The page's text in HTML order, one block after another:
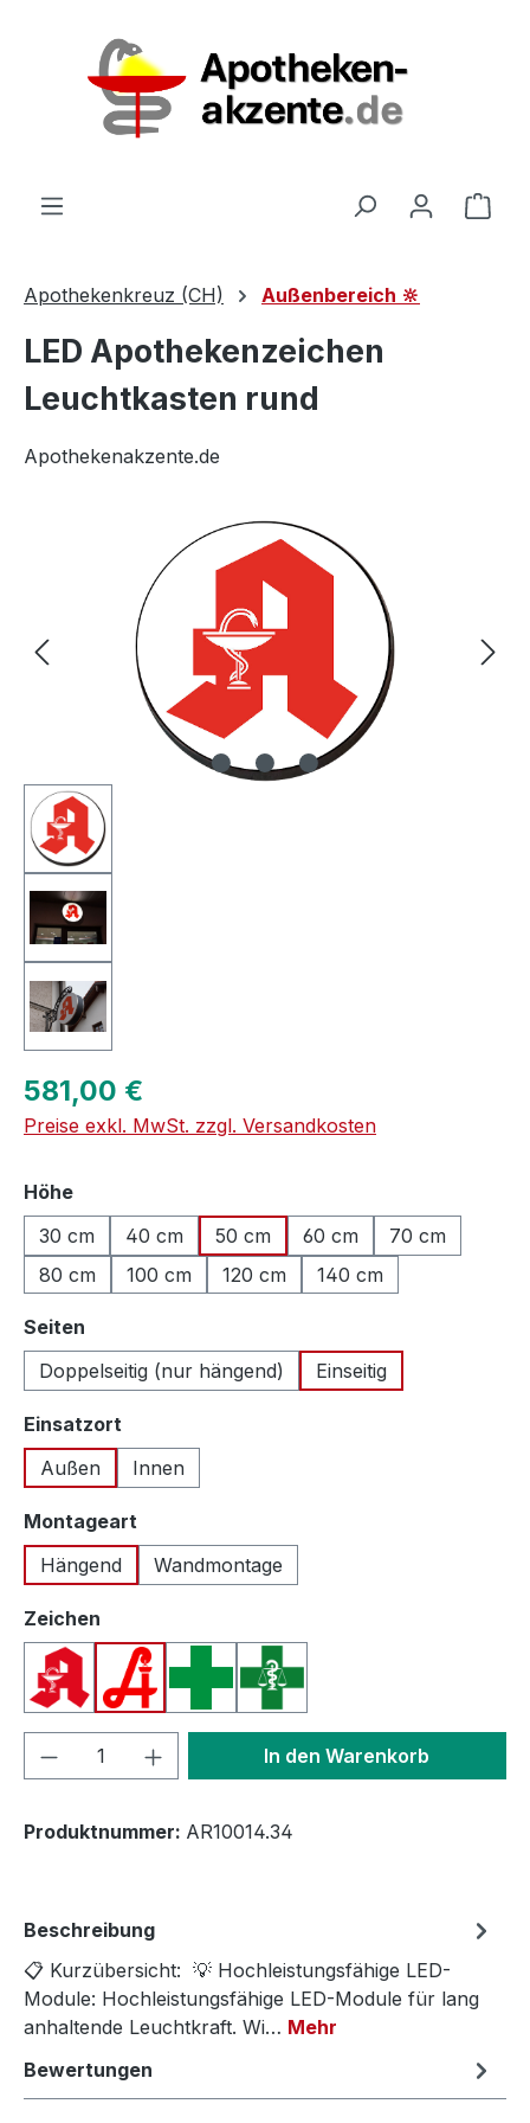
Apothekenkreuz (CH) Außenbereich 🔆
LED Apothekenzeichen
Leuchtkasten rund
Apothekenakzente.de
Bildergalerie überspringen
Regulärer Preis:
581,00 €
Preise exkl. MwSt. zzgl. Versandkosten
Höheauswählen
30 cm
40 cm 50 cm 60 cm
70 cm
80 cm
100 cm 120 cm 140 cm
Seiten
Doppelseitig (nur hängend)
Einseitig
Einsatzort
Außen
Innen
Montageart
Hängend
Wandmontage
Zeichen
Apotheken A (Deutschland)
Apotheken A (Österreich)
Apothekenkreuz (International)
Apothekenkreuz (Schweiz)
Produkt Anzahl: Gib denIn den Warenkorb
Produktnummer: AR10014.34
Beschreibung
📋 Kurzübersicht: 💡 Hochleistungsfähige LED-
Module: Hochleistungsfähige LED-Module für lang
anhaltende Leuchtkraft. Wi… Mehr
Bewertungen